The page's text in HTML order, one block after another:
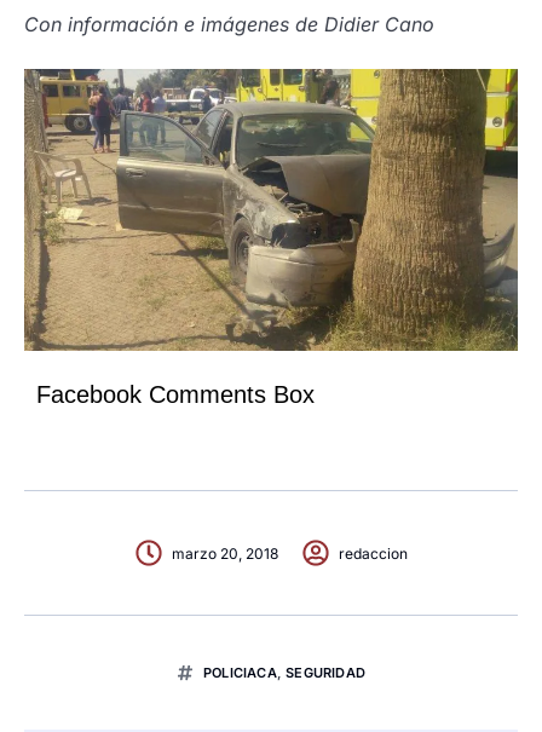
Con información e imágenes de Didier Cano
Facebook Comments Box
marzo 20, 2018 redaccion
POLICIACA,SEGURIDAD